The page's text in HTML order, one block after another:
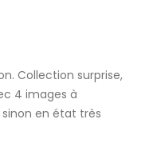
Collection surprise,
4 images à
en état très